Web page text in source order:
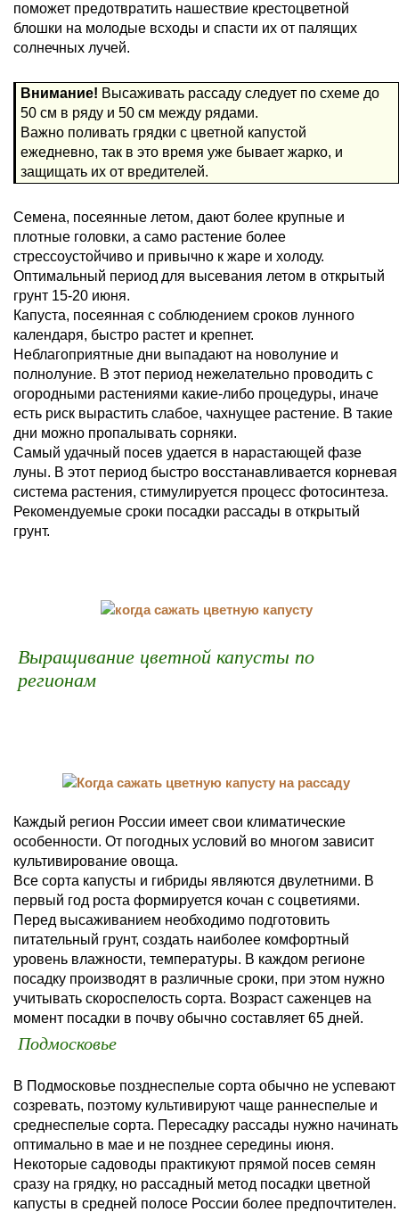
поможет предотвратить нашествие крестоцветной
блошки на молодые всходы и спасти их от палящих
солнечных лучей.
Внимание! Высаживать рассаду следует по схеме до
50 см в ряду и 50 см между рядами.
Важно поливать грядки с цветной капустой
ежедневно, так в это время уже бывает жарко, и
защищать их от вредителей.
Семена, посеянные летом, дают более крупные и
плотные головки, а само растение более
стрессоустойчиво и привычно к жаре и холоду.
Оптимальный период для высевания летом в открытый
грунт 15-20 июня.
Капуста, посеянная с соблюдением сроков лунного
календаря, быстро растет и крепнет.
Неблагоприятные дни выпадают на новолуние и
полнолуние. В этот период нежелательно проводить с
огородными растениями какие-либо процедуры, иначе
есть риск вырастить слабое, чахнущее растение. В такие
дни можно пропалывать сорняки.
Самый удачный посев удается в нарастающей фазе
луны. В этот период быстро восстанавливается корневая
система растения, стимулируется процесс фотосинтеза.
Рекомендуемые сроки посадки рассады в открытый
грунт.
Выращивание цветной капусты по
регионам
Каждый регион России имеет свои климатические
особенности. От погодных условий во многом зависит
культивирование овоща.
Все сорта капусты и гибриды являются двулетними. В
первый год роста формируется кочан с соцветиями.
Перед высаживанием необходимо подготовить
питательный грунт, создать наиболее комфортный
уровень влажности, температуры. В каждом регионе
посадку производят в различные сроки, при этом нужно
учитывать скороспелость сорта. Возраст саженцев на
момент посадки в почву обычно составляет 65 дней.
Подмосковье
В Подмосковье позднеспелые сорта обычно не успевают
созревать, поэтому культивируют чаще раннеспелые и
среднеспелые сорта. Пересадку рассады нужно начинать
оптимально в мае и не позднее середины июня.
Некоторые садоводы практикуют прямой посев семян
сразу на грядку, но рассадный метод посадки цветной
капусты в средней полосе России более предпочтителен.